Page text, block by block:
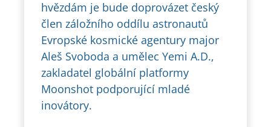
hvězdám je bude doprovázet český
člen záložního oddílu astronautů
Evropské kosmické agentury major
Aleš Svoboda a umělec Yemi A.D.,
zakladatel globální platformy
Moonshot podporující mladé
inovátory.